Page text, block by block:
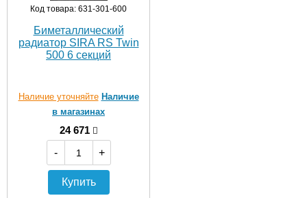
Код товара: 631-301-600
Биметаллический
радиатор SIRA RS Twin
500 6 секций
Наличие уточняйте Наличие
в магазинах
24 671
-
+
Купить